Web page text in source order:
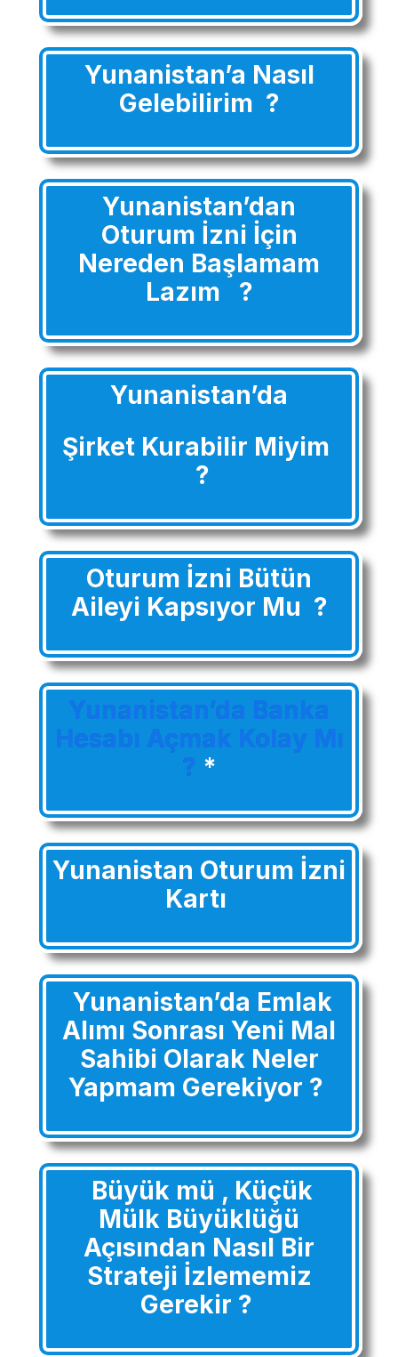
Yunanistan’a Nasıl
Gelebilirim ?
Yunanistan’dan
Oturum İzni İçin
Nereden Başlamam
Lazım ?
Yunanistan’da
Şirket Kurabilir Miyim
?
Oturum İzni Bütün
Aileyi Kapsıyor Mu ?
Yunanistan’da Banka
Hesabı Açmak Kolay Mı
? *
Yunanistan Oturum İzni
Kartı
Yunanistan’da Emlak
Alımı Sonrası Yeni Mal
Sahibi Olarak Neler
Yapmam Gerekiyor ?
Büyük mü , Küçük
Mülk Büyüklüğü
Açısından Nasıl Bir
Strateji İzlememiz
Gerekir ?